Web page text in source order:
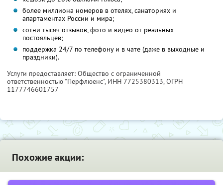
более миллиона номеров в отелях, санаториях и
апартаментах России и мира;
сотни тысяч отзывов, фото и видео от реальных
постояльцев;
поддержка 24/7 по телефону и в чате (даже в выходные и
праздники).
Услуги предоставляет: Общество с ограниченной
ответственностью "Перфлюенс", ИНН 7725380313, ОГРН
1177746601757
Похожие акции: